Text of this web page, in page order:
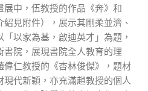
中，伍教授的作品《奔》和
紹見附件），展示其剛柔並濟、
以家為基，啟迪英才」為題，
院，展現書院全人教育的理
仁教授的《杏林俊傑》，題材
代新穎，亦充滿趙教授的個人